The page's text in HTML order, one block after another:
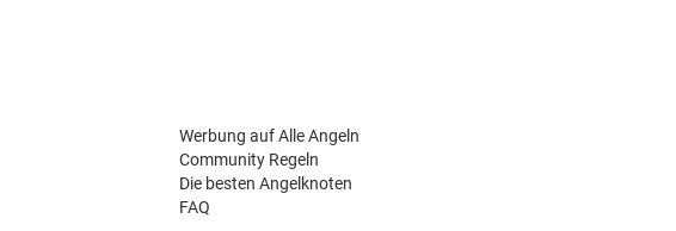
Werbung auf Alle Angeln
Community Regeln
Die besten Angelknoten
FAQ